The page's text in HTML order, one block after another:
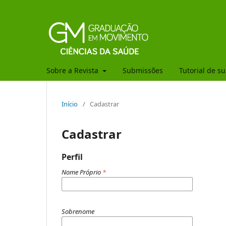
Sobre a Revista Submissões Tutorial de
Início / Cadastrar
Cadastrar
Perfil
Nome Próprio *
Sobrenome